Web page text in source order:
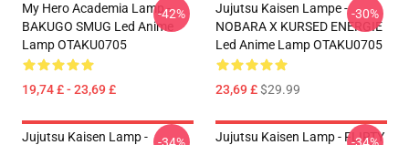
My Hero Academia Lamp -
BAKUGO SMUG Led Anime
Lamp OTAKU0705
19,74 £ - 23,69 £
-42%
Jujutsu Kaisen Lampe -
NOBARA X KURSED ENERGIE
Led Anime Lamp OTAKU0705
23,69 £$29.99
-30%
Jujutsu Kaisen Lamp -
Jujutsu Kaisen Lamp - FLIRTY